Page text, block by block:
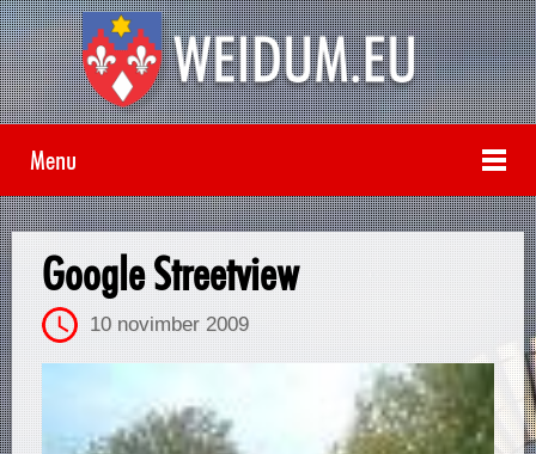
Menu
Google Streetview
10 novimber 2009